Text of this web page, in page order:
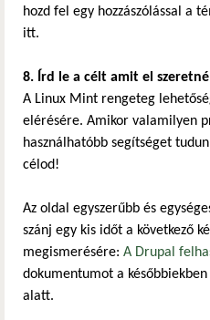
hozd fel egy hozzászólással a
itt.
8. Írd le a célt amit el
A Linux Mint rengeteg
elérésére. Amikor valamilyen
használhatóbb segítséget
célod!
Az oldal egyszerűbb és
szánj egy kis időt a következő
megismerésére: A Drupal
dokumentumot a
alatt.